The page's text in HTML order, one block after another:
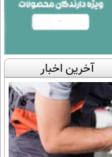
آخرین اخبار